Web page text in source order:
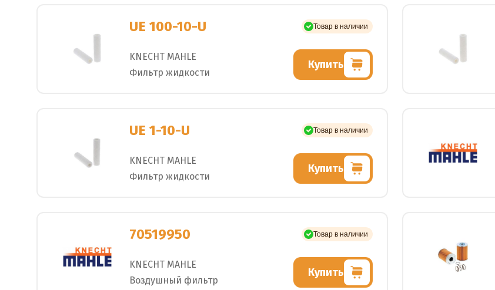
UE 100-10-U Товар в наличии
KNECHT MAHLE
Фильтр жидкости
Купить
UE 1-10-U Товар в наличии
KNECHT MAHLE
Фильтр жидкости
Купить
70519950 Товар в наличии
KNECHT MAHLE
Воздушный фильтр
Купить